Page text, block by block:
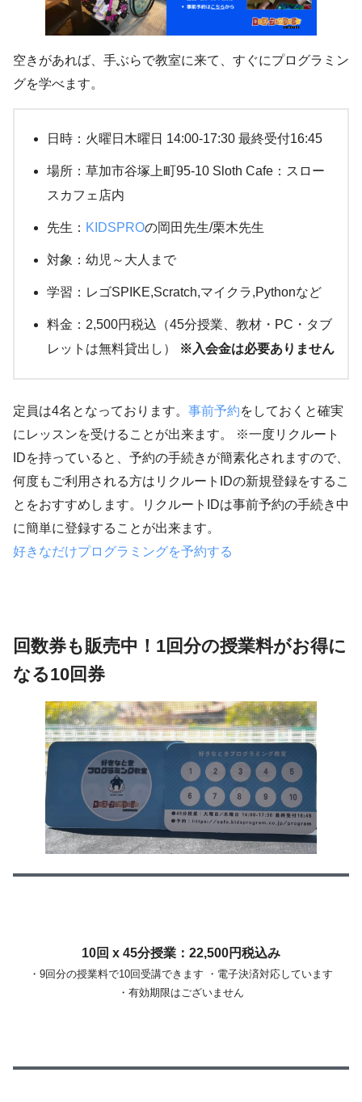
空きがあれば、手ぶらで教室に来て、すぐにプログラミン
グを学べます。
日時：火曜日木曜日 14:00-17:30 最終受付16:45
場所：草加市谷塚上町95-10 Sloth Cafe：スロー
スカフェ店内
先生： KIDSPROの岡田先生/栗木先生
対象：幼児～大人まで
学習：レゴSPIKE,Scratch,マイクラ,Pythonなど
料金：2,500円税込（45分授業、教材・PC・タブ
レットは無料貸出し）
※入会金は必要ありません
定員は4名となっております。 事前予約をしておくと確実
にレッスンを受けることが出来ます。 ※一度リクルート
IDを持っていると、予約の手続きが簡素化されますので、
何度もご利用される方はリクルートIDの新規登録をするこ
とをおすすめします。リクルートIDは事前予約の手続き中
に簡単に登録することが出来ます。
好きなだけプログラミングを予約する
回数券も販売中！1回分の授業料がお得に
なる10回券
10回 x 45分授業：22,500円税込み
・9回分の授業料で10回受講できます ・電子決済対応しています
・有効期限はございません